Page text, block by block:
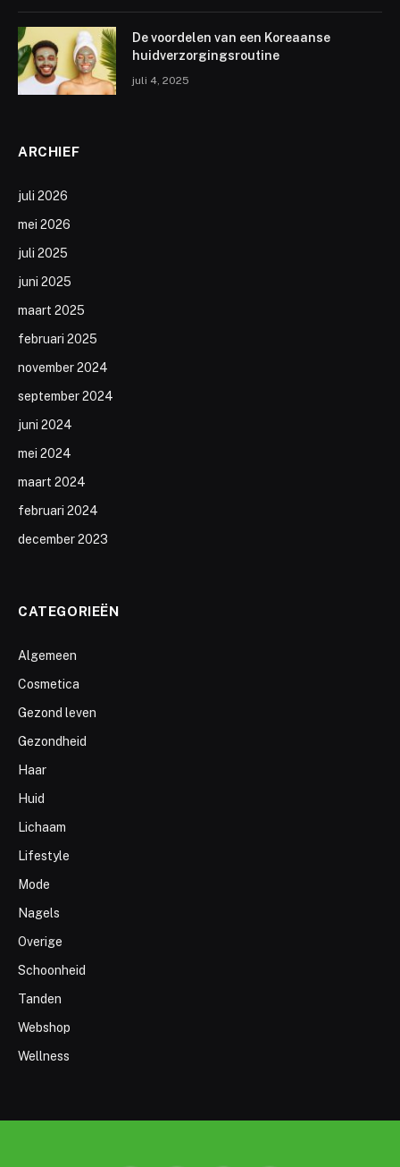
De voordelen van een Koreaanse
huidverzorgingsroutine
juli 4, 2025
ARCHIEF
juli 2026
mei 2026
juli 2025
juni 2025
maart 2025
februari 2025
november 2024
september 2024
juni 2024
mei 2024
maart 2024
februari 2024
december 2023
CATEGORIEËN
Algemeen
Cosmetica
Gezond leven
Gezondheid
Haar
Huid
Lichaam
Lifestyle
Mode
Nagels
Overige
Schoonheid
Tanden
Webshop
Wellness